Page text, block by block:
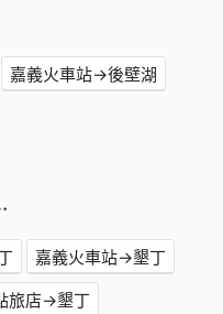
嘉義火車站→後壁湖
嘉義火車站→墾丁
旅店→墾丁